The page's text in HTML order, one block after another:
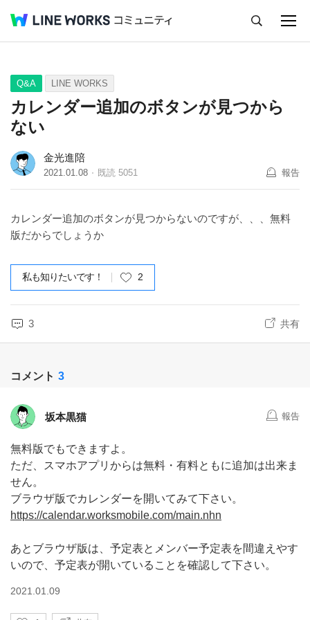
Q&A Tips Ideas
Q&A LINE WORKS
カレンダー追加のボタンが見つから
ない
金光進陪
2021.01.08 既読 5051 報告
カレンダー追加のボタンが見つからないのですが、、、無料
版だからでしょうか
私も知りたいです！ 2
3 共有
コメント 3
坂本黒猫 報告
無料版でもできますよ。
ただ、スマホアプリからは無料・有料ともに追加は出来ま
せん。
ブラウザ版でカレンダーを開いてみて下さい。
https://calendar.worksmobile.com/main.nhn
あとブラウザ版は、予定表とメンバー予定表を間違えやす
いので、予定表が開いていることを確認して下さい。
2021.01.09